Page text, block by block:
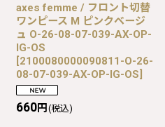
axes femme / フロント切替
ワンピース M ピンクベージ
ュ O-26-08-07-039-AX-OP-
IG-OS
[2100080000090811-O-26-
08-07-039-AX-OP-IG-OS]
660円 (税込)